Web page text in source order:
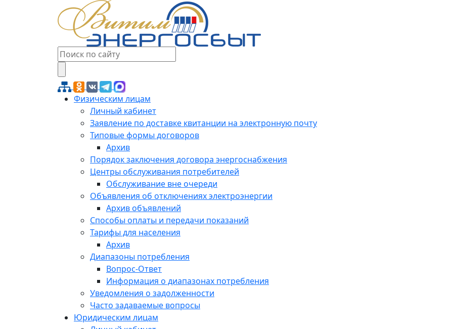
Физическим лицам
Личный кабинет
Заявление по доставке квитанции на электронную почту
Типовые формы договоров
Архив
Порядок заключения договора энергоснабжения
Центры обслуживания потребителей
Обслуживание вне очереди
Объявления об отключениях электроэнергии
Архив объявлений
Способы оплаты и передачи показаний
Тарифы для населения
Архив
Диапазоны потребления
Вопрос-Ответ
Информация о диапазонах потребления
Уведомления о задолженности
Часто задаваемые вопросы
Юридическим лицам